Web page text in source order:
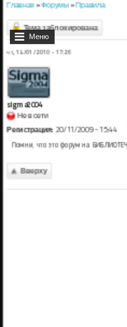
Меню
Главная»Форумы»Правила
Тема заблокирована
чт, 14/01/2010 - 17:26
sigma2004
Не в сети
Регистрация: 20/11/2009 - 15:44
Помни, что это форум на
Вверху